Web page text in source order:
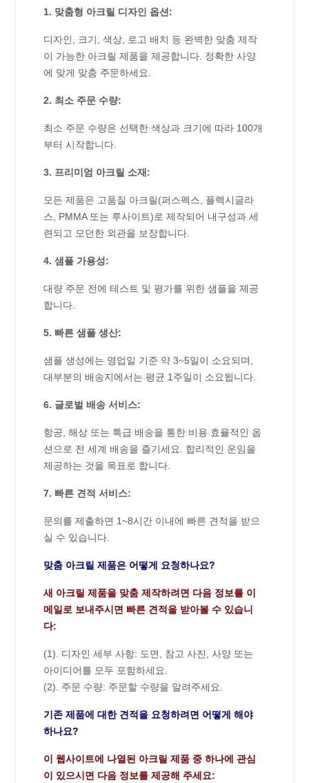
1. 맞춤형 아크릴 디자인 옵션:
디자인, 크기, 색상, 로고 배치 등 완벽한 맞춤 제작
이 가능한 아크릴 제품을 제공합니다. 정확한 사양
에 맞게 맞춤 주문하세요.
2. 최소 주문 수량:
최소 주문 수량은 선택한 색상과 크기에 따라 100개
부터 시작합니다.
3. 프리미엄 아크릴 소재:
모든 제품은 고품질 아크릴(퍼스펙스, 플렉시글라
스, PMMA 또는 루사이트)로 제작되어 내구성과 세
련되고 모던한 외관을 보장합니다.
4. 샘플 가용성:
대량 주문 전에 테스트 및 평가를 위한 샘플을 제공
합니다.
5. 빠른 샘플 생산:
샘플 생성에는 영업일 기준 약 3~5일이 소요되며,
대부분의 배송지에서는 평균 1주일이 소요됩니다.
6. 글로벌 배송 서비스:
항공, 해상 또는 특급 배송을 통한 비용 효율적인 옵
션으로 전 세계 배송을 즐기세요. 합리적인 운임을
제공하는 것을 목표로 합니다.
7. 빠른 견적 서비스:
문의를 제출하면 1~8시간 이내에 빠른 견적을 받으
실 수 있습니다.
맞춤 아크릴 제품은 어떻게 요청하나요?
새 아크릴 제품을 맞춤 제작하려면 다음 정보를 이
메일로 보내주시면 빠른 견적을 받아볼 수 있습니
다:
(1). 디자인 세부 사항: 도면, 참고 사진, 사양 또는
아이디어를 모두 포함하세요.
(2). 주문 수량: 주문할 수량을 알려주세요.
기존 제품에 대한 견적을 요청하려면 어떻게 해야
하나요?
이 웹사이트에 나열된 아크릴 제품 중 하나에 관심
이 있으시면 다음 정보를 제공해 주세요: